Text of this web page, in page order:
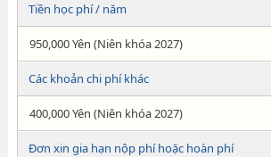
Tiền học phí / năm
950,000 Yên (Niên khóa 2027)
Các khoản chi phí khác
400,000 Yên (Niên khóa 2027)
Đơn xin gia hạn nộp phí hoặc hoàn phí